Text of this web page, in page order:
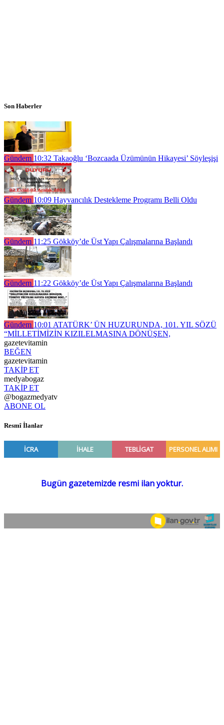
Son Haberler
Gündem 10:32 Takaoğlu ‘Bozcaada Üzümünün Hikayesi’ Söyleşişi
Gündem 10:09 Hayvancılık Destekleme Programı Belli Oldu
Gündem 11:25 Gökköy’de Üst Yapı Çalışmalarına Başlandı
Gündem 11:22 Gökköy’de Üst Yapı Çalışmalarına Başlandı
Gündem 10:01 ATATÜRK’ ÜN HUZURUNDA, 101. YIL SÖZÜ
“MİLLETİMİZİN KIZILELMASINA DÖNÜŞEN,
gazetevitamin
BEĞEN
gazetevitamin
TAKİP ET
medyabogaz
TAKİP ET
@bogazmedyatv
ABONE OL
Resmî İlanlar